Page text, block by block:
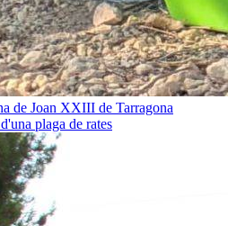
de Joan XXIII de Tarragona
plaga de rates